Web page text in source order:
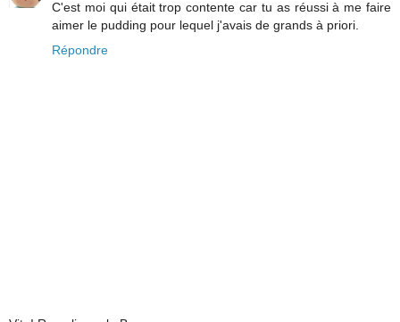
C'est moi qui était trop contente car tu as réussi à me faire
aimer le pudding pour lequel j'avais de grands à priori.
Répondre